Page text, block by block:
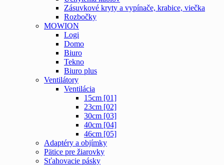
Zásuvkové kryty a vypínače, krabice, viečka
Rozbočky
MOWION
Logi
Domo
Biuro
Tekno
Biuro plus
Ventilátory
Ventilácia
15cm [01]
23cm [02]
30cm [03]
40cm [04]
46cm [05]
Adaptéry a objímky
Pätice pre žiarovky
Sťahovacie pásky